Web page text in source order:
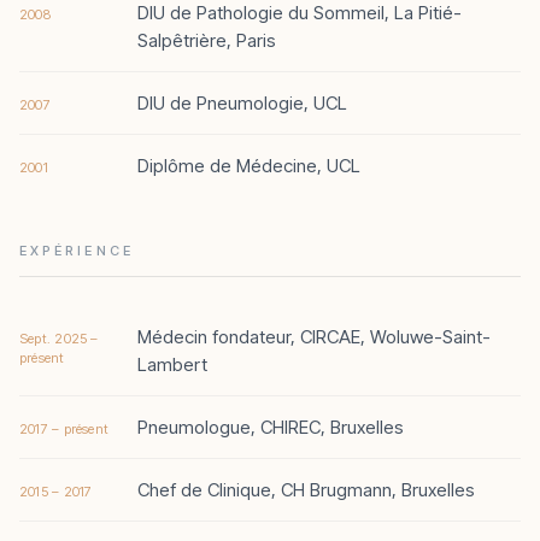
2008
DIU de Pathologie du Sommeil, La Pitié-
Salpêtrière, Paris
2007 DIU de Pneumologie, UCL
2001 Diplôme de Médecine, UCL
EXPÉRIENCE
Sept. 2025 –
présent
Médecin fondateur, CIRCAE, Woluwe-Saint-
Lambert
2017 – présent Pneumologue, CHIREC, Bruxelles
2015 – 2017 Chef de Clinique, CH Brugmann, Bruxelles